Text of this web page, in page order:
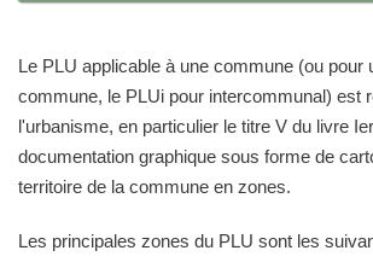
Le PLU applicable à une commune (ou pour
commune, le PLUi pour intercommunal) est
l'urbanisme, en particulier le titre V du livre
documentation graphique sous forme de
territoire de la commune en zones.
Les principales zones du PLU sont les